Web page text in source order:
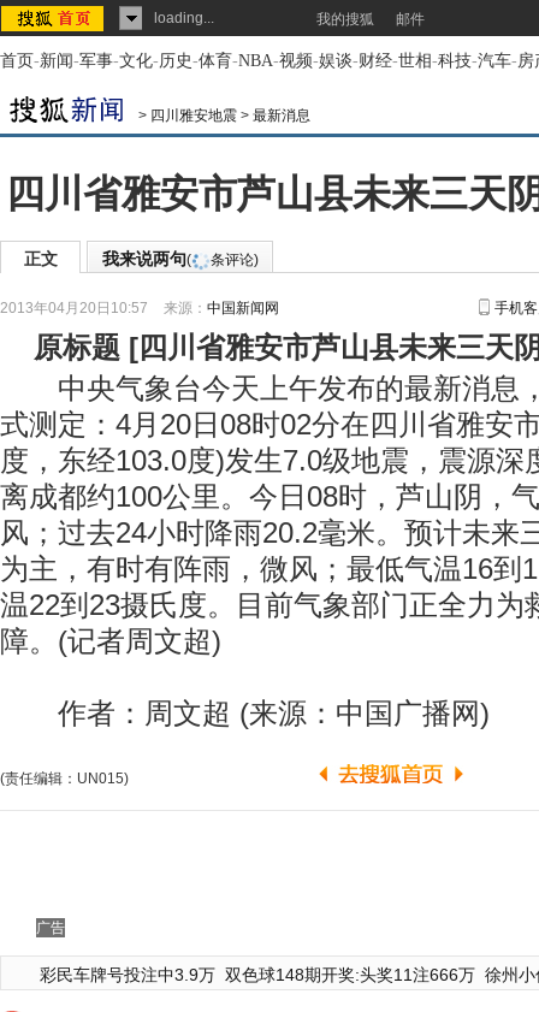
loading... 我的搜狐 邮件
首页-新闻-军事-文化-历史-体育-NBA-视频-娱谈-财经-世相-科技-汽车-房
> 四川雅安地震 > 最新消息
四川省雅安市芦山县未来三天
正文 我来说两句( 条评论)
2013年04月20日10:57 来源： 中国新闻网 手机
原标题 [四川省雅安市芦山县未来三天
中央气象台今天上午发布的最新消息
式测定：4月20日08时02分在四川省雅安
度，东经103.0度)发生7.0级地震，震源深
离成都约100公里。今日08时，芦山阴，
风；过去24小时降雨20.2毫米。预计未来
为主，有时有阵雨，微风；最低气温16到
温22到23摄氏度。目前气象部门正全力为
障。(记者周文超)
作者：周文超 (来源：中国广播网)
(责任编辑：UN015)
广告
彩民车牌号投注中3.9万 双色球148期开奖:头奖11注666万 徐州